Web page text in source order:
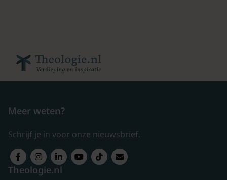
Meer weten?
Schrijf je in voor onze nieuwsbrief.
Theologie.nl